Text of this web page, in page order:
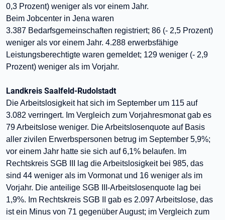
0,3 Prozent) weniger als vor einem Jahr.
Beim Jobcenter in Jena waren
3.387 Bedarfsgemeinschaften registriert; 86 (- 2,5 Prozent)
weniger als vor einem Jahr. 4.288 erwerbsfähige
Leistungsberechtigte waren gemeldet; 129 weniger (- 2,9
Prozent) weniger als im Vorjahr.
Landkreis Saalfeld-Rudolstadt
Die Arbeitslosigkeit hat sich im September um 115 auf
3.082 verringert. Im Vergleich zum Vorjahresmonat gab es
79 Arbeitslose weniger. Die Arbeitslosenquote auf Basis
aller zivilen Erwerbspersonen betrug im September 5,9%;
vor einem Jahr hatte sie sich auf 6,1% belaufen. Im
Rechtskreis SGB III lag die Arbeitslosigkeit bei 985, das
sind 44 weniger als im Vormonat und 16 weniger als im
Vorjahr. Die anteilige SGB III-Arbeitslosenquote lag bei
1,9%. Im Rechtskreis SGB II gab es 2.097 Arbeitslose, das
ist ein Minus von 71 gegenüber August; im Vergleich zum